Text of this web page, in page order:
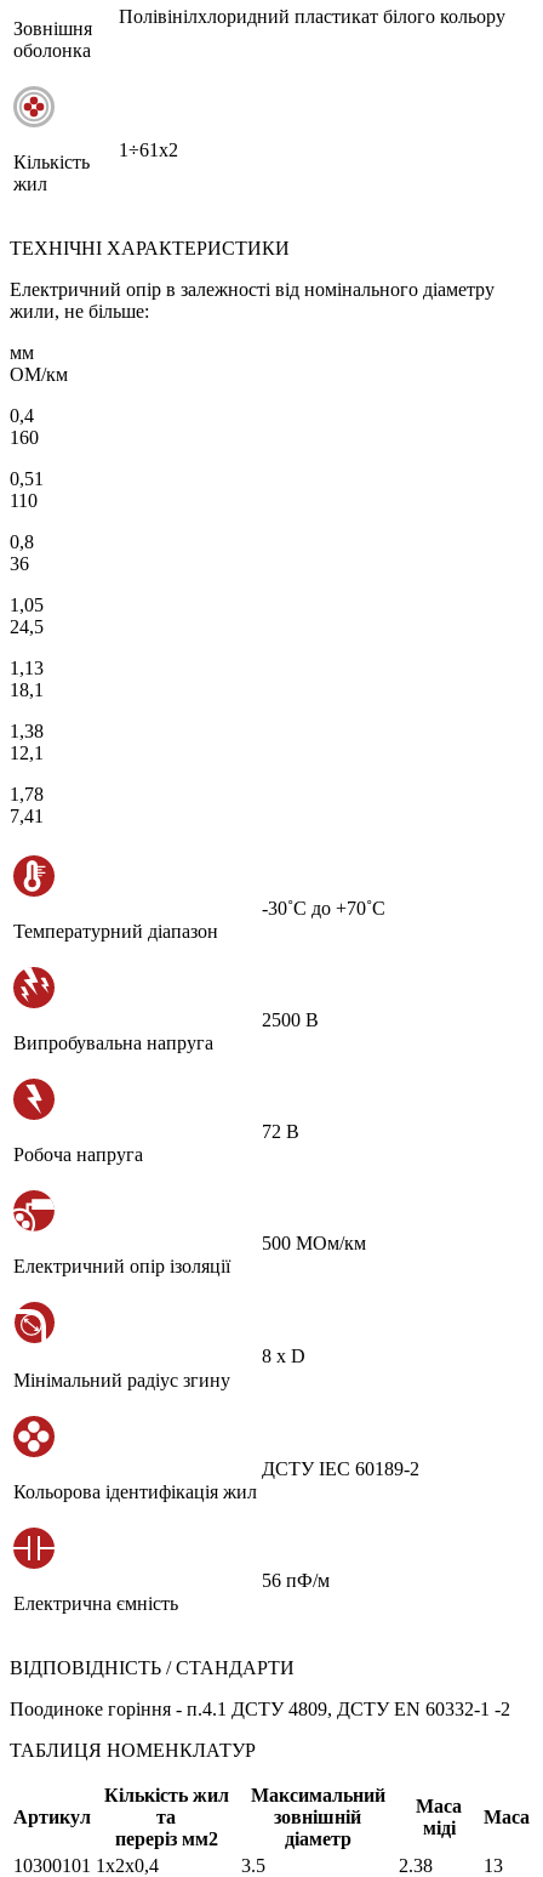
Зовнішня
оболонка
Полівінілхлоридний пластикат білого кольору
Кількість
жил
1÷61х2
ТЕХНІЧНІ ХАРАКТЕРИСТИКИ
Електричний опір в залежності від номінального діаметру
жили, не більше:
мм
ОМ/км
0,4
160
0,51
110
0,8
36
1,05
24,5
1,13
18,1
1,38
12,1
1,78
7,41
Температурний діапазон
-30˚С до +70˚С
Випробувальна напруга
2500 В
Робоча напруга
72 В
Електричний опір ізоляції
500 МОм/км
Мінімальний радіус згину
8 х D
Кольорова ідентифікація жил
ДСТУ IEC 60189-2
Електрична ємність
56 пФ/м
ВІДПОВІДНІСТЬ / СТАНДАРТИ
Поодиноке горіння - п.4.1 ДСТУ 4809, ДСТУ EN 60332-1 -2
ТАБЛИЦЯ НОМЕНКЛАТУР
Артикул
Кількість жил
та
переріз мм2
Максимальний
зовнішній
діаметр
Маса
міді
Маса
10300101 1х2х0,4 3.5 2.38
13